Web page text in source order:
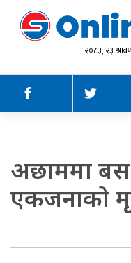
२०८३, २३
अछाममा बस
एकजनाको